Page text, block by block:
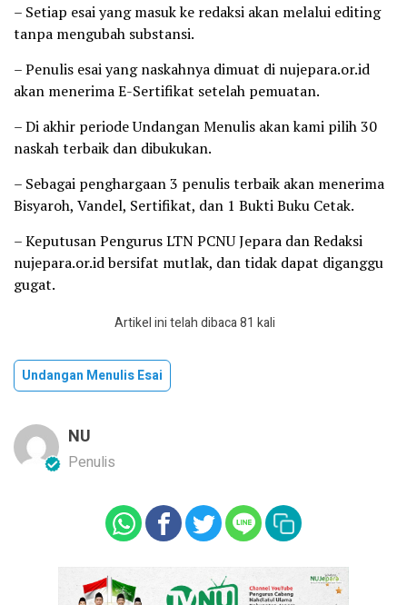
– Setiap esai yang masuk ke redaksi akan melalui editing
tanpa mengubah substansi.
– Penulis esai yang naskahnya dimuat di nujepara.or.id
akan menerima E-Sertifikat setelah pemuatan.
– Di akhir periode Undangan Menulis akan kami pilih 30
naskah terbaik dan dibukukan.
– Sebagai penghargaan 3 penulis terbaik akan menerima
Bisyaroh, Vandel, Sertifikat, dan 1 Bukti Buku Cetak.
– Keputusan Pengurus LTN PCNU Jepara dan Redaksi
nujepara.or.id bersifat mutlak, dan tidak dapat diganggu
gugat.
Artikel ini telah dibaca 81 kali
Undangan Menulis Esai
NU
Penulis